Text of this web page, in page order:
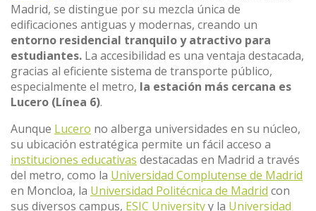
Madrid, se distingue por su mezcla única de
edificaciones antiguas y modernas, creando un
entorno residencial tranquilo y atractivo para
estudiantes. La accesibilidad es una ventaja destacada,
gracias al eficiente sistema de transporte público,
especialmente el metro, la estación más cercana es
Lucero (Línea 6).
Aunque Lucero no alberga universidades en su núcleo,
su ubicación estratégica permite un fácil acceso a
instituciones educativas destacadas en Madrid a través
del metro, como la Universidad Complutense de Madrid
en Moncloa, la Universidad Politécnica de Madrid con
sus diversos campus, ESIC Universityy la Universidad